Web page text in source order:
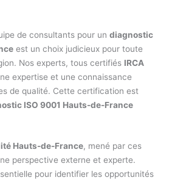
de consultants pour undiagnostic
est un choix judicieux pour toute
Nos experts, tous certifiés IRCA
expertise et une connaissance
de qualité. Cette certification est
ISO 9001 Hauts-de-France
Hauts-de-France, mené par ces
perspective externe et experte.
pour identifier les opportunités